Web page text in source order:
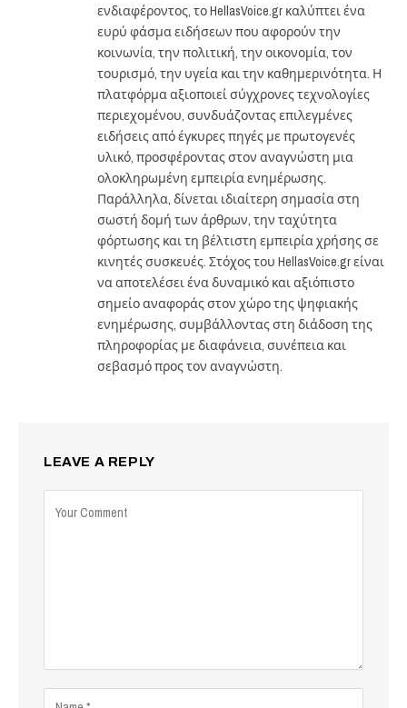
ενδιαφέροντος, το HellasVoice.gr καλύπτει ένα
ευρύ φάσμα ειδήσεων που αφορούν την
κοινωνία, την πολιτική, την οικονομία, τον
τουρισμό, την υγεία και την καθημερινότητα. Η
πλατφόρμα αξιοποιεί σύγχρονες τεχνολογίες
περιεχομένου, συνδυάζοντας επιλεγμένες
ειδήσεις από έγκυρες πηγές με πρωτογενές
υλικό, προσφέροντας στον αναγνώστη μια
ολοκληρωμένη εμπειρία ενημέρωσης.
Παράλληλα, δίνεται ιδιαίτερη σημασία στη
σωστή δομή των άρθρων, την ταχύτητα
φόρτωσης και τη βέλτιστη εμπειρία χρήσης σε
κινητές συσκευές. Στόχος του HellasVoice.gr είναι
να αποτελέσει ένα δυναμικό και αξιόπιστο
σημείο αναφοράς στον χώρο της ψηφιακής
ενημέρωσης, συμβάλλοντας στη διάδοση της
πληροφορίας με διαφάνεια, συνέπεια και
σεβασμό προς τον αναγνώστη.
LEAVE A REPLY